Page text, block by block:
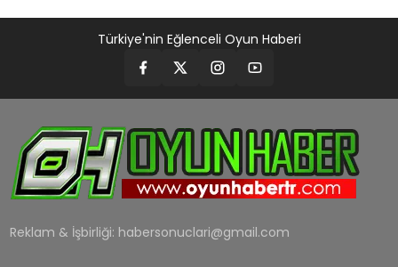
Türkiye'nin Eğlenceli Oyun Haberi
Reklam & İşbirliği: habersonuclari@gmail.com